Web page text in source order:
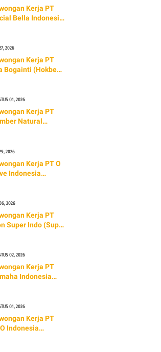
Kerja PT
Bella Indonesia
2026
Kerja PT
Bogainti (Hokben)
01, 2026
Kerja PT
Natural
2026
Kerja PT O
Indonesia
2026
Kerja PT
Super Indo (Super
02, 2026
Kerja PT
Indonesia
01, 2026
Kerja PT
Indonesia